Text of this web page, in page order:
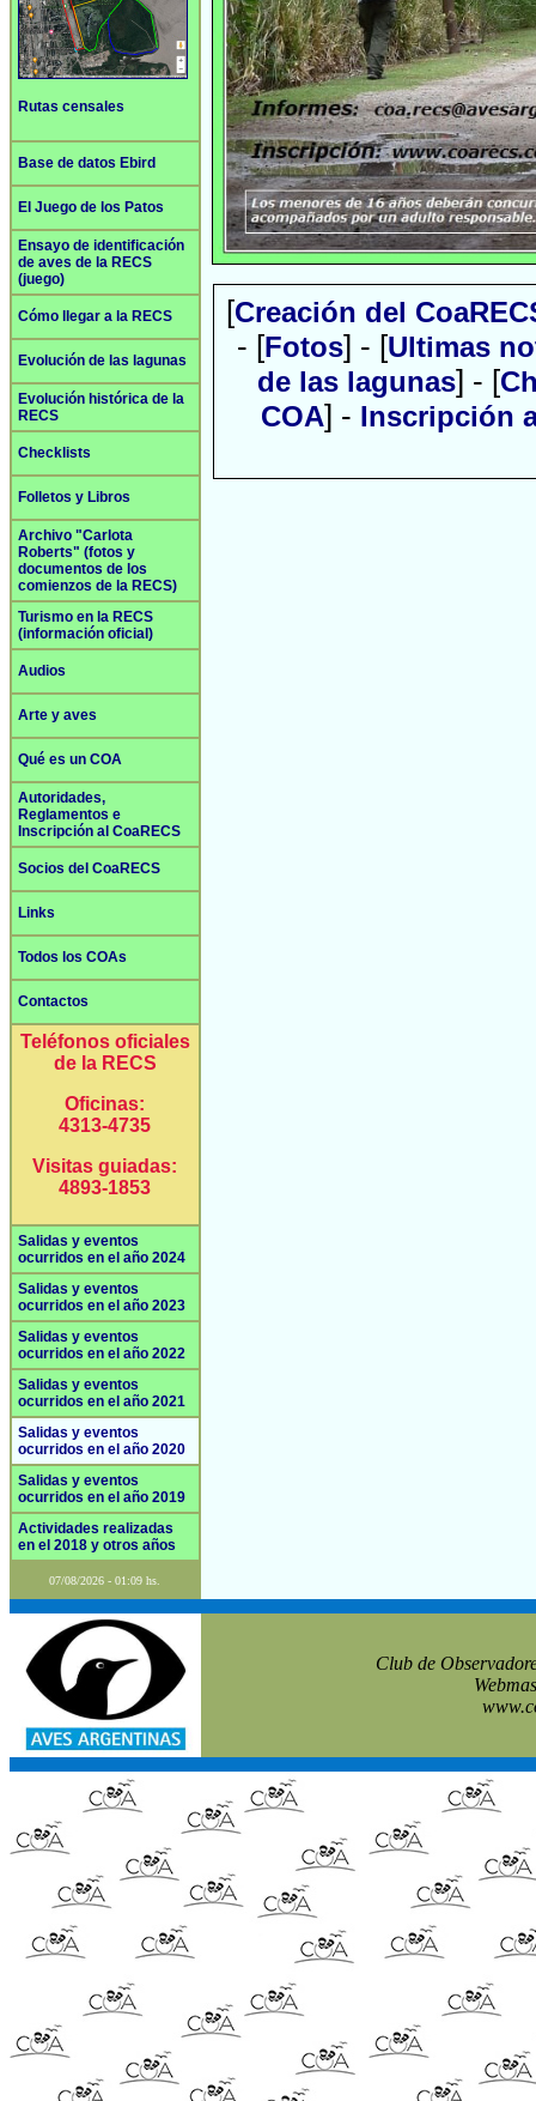
Rutas censales
Base de datos Ebird
El Juego de los Patos
Ensayo de identificación
de aves de la RECS
(juego)
Cómo llegar a la RECS
Evolución de las lagunas
Evolución histórica de la
RECS
Checklists
Folletos y Libros
Archivo "Carlota
Roberts" (fotos y
documentos de los
comienzos de la RECS)
Turismo en la RECS
(información oficial)
Audios
Arte y aves
Qué es un COA
Autoridades,
Reglamentos e
Inscripción al CoaRECS
Socios del CoaRECS
Links
Todos los COAs
Contactos
Teléfonos oficiales
de la RECS
Oficinas:
4313-4735
Visitas guiadas:
4893-1853
Salidas y eventos
ocurridos en el año 2024
Salidas y eventos
ocurridos en el año 2023
Salidas y eventos
ocurridos en el año 2022
Salidas y eventos
ocurridos en el año 2021
Salidas y eventos
ocurridos en el año 2020
Salidas y eventos
ocurridos en el año 2019
Actividades realizadas
en el 2018 y otros años
07/08/2026 - 01:09 hs.
[Creación del
- [Fotos] - [Ultimas
de las lagunas] - [
COA] - Inscripción
Club de